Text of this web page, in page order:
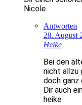
Nicole
Antworten
28. August
Heike
Bei den
nicht allzu
doch ganz
Dir auch
heike